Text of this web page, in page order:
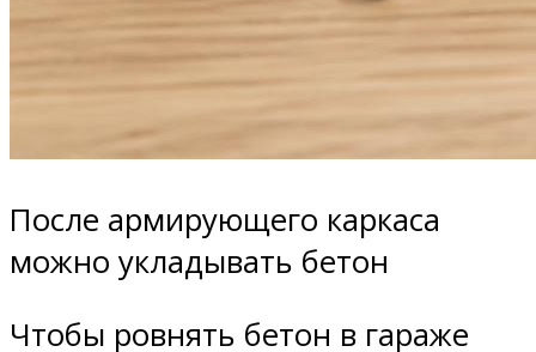
После армирующего каркаса
можно укладывать бетон
Чтобы ровнять бетон в гараже